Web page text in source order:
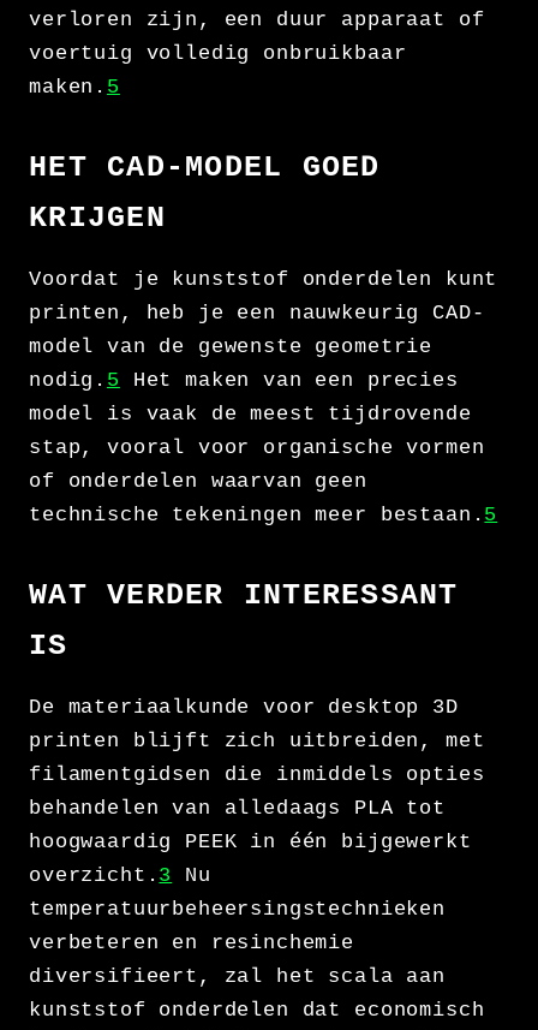
verloren zijn, een duur apparaat of
voertuig volledig onbruikbaar
maken. 5
HET CAD-MODEL GOED
KRIJGEN
Voordat je kunststof onderdelen kunt
printen, heb je een nauwkeurig CAD-
model van de gewenste geometrie
nodig. 5 Het maken van een precies
model is vaak de meest tijdrovende
stap, vooral voor organische vormen
of onderdelen waarvan geen
technische tekeningen meer bestaan. 5
WAT VERDER INTERESSANT
IS
De materiaalkunde voor desktop 3D
printen blijft zich uitbreiden, met
filamentgidsen die inmiddels opties
behandelen van alledaags PLA tot
hoogwaardig PEEK in één bijgewerkt
overzicht. 3
Nu
temperatuurbeheersingstechnieken
verbeteren en resinchemie
diversifieert, zal het scala aan
kunststof onderdelen dat economisch